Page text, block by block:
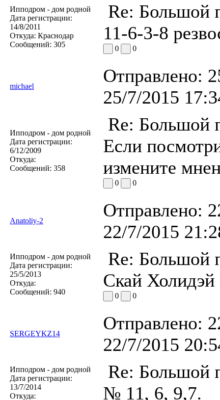
Ипподром - дом родной
Дата регистрации:
14/8/2011
Откуда: Краснодар
Сообщений: 305
Re: Большой
11-6-3-8
0 0
michael
Отправлено:
25/7/2015
Ипподром - дом родной
Дата регистрации:
6/12/2009
Откуда:
Сообщений: 358
Re: Большой
Если
измените
0 0
Anatoliy-2
Отправлено:
22/7/2015
Ипподром - дом родной
Дата регистрации:
25/5/2013
Откуда:
Сообщений: 940
Re: Большой
Скай Холидэй
0 0
SERGEYKZ14
Отправлено:
22/7/2015
Ипподром - дом родной
Дата регистрации:
13/7/2014
Откуда:
Re: Большой
№ 11, 6, 9,7.